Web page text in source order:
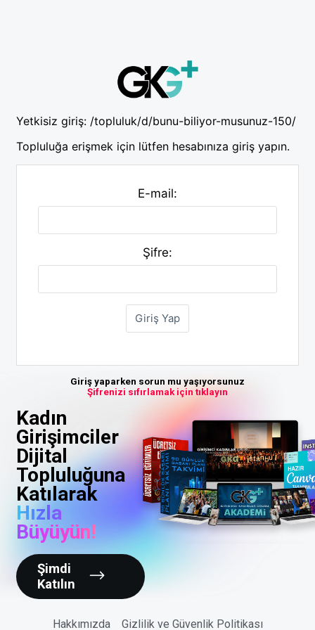
Yetkisiz giriş: /topluluk/d/bunu-biliyor-musunuz-150/
Topluluğa erişmek için lütfen hesabınıza giriş yapın.
E-mail:
Şifre:
Giriş yaparken sorun mu yaşıyorsunuz
Şifrenizi sıfırlamak için tıklayın
Kadın
Girişimciler
Dijital
Topluluğuna
Katılarak
Hızla
Büyüyün!
Şimdi
Katılın
Hakkımızda Gizlilik ve Güvenlik Politikası